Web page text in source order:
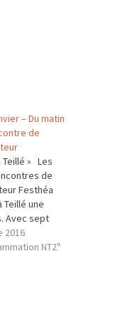
– Du matin
de
Teillé » Les
de
Festhéa
Teillé une
Avec sept
d’accueil
c’est au total
2016
NT2"